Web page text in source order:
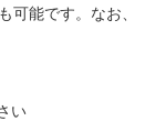
可能です。なお、
い